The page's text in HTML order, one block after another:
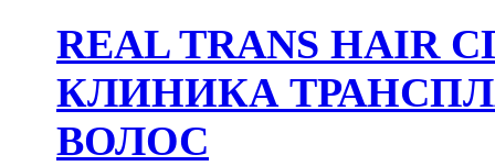
REAL TRANS
КЛИНИКА
ВОЛОС